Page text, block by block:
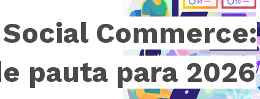
Commerce:
pauta para 2026